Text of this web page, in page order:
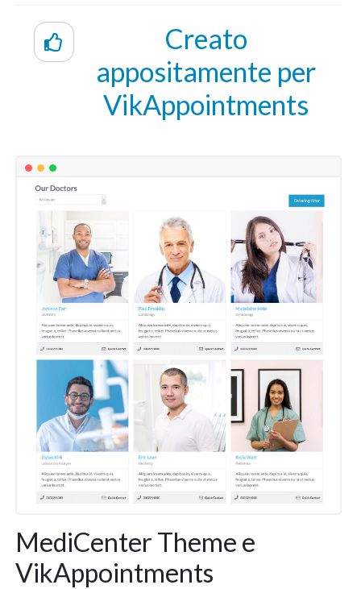
Creato
appositamente per
VikAppointments
MediCenter Theme e
VikAppointments